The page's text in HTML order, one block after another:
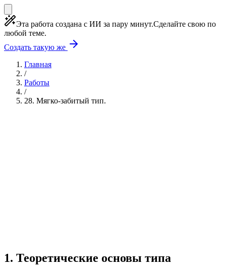
Эта работа создана с ИИ за пару минут.Сделайте свою по
любой теме.
Создать такую же
Главная
/
Работы
/
28. Мягко-забитый тип.
1. Теоретические основы типа